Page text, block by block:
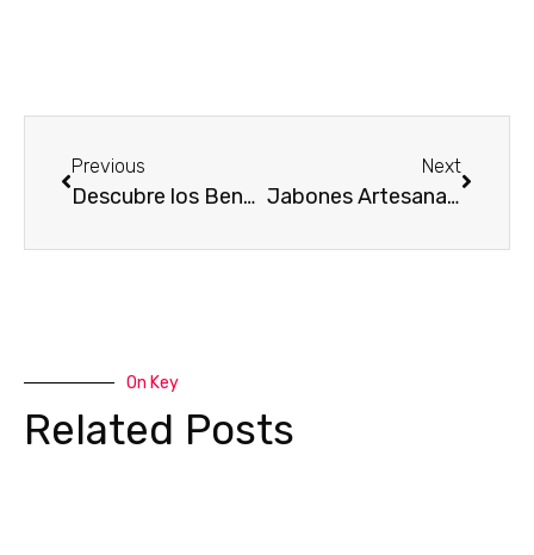
Previous
Descubre los Beneficios de los Jabones Artesanales para la Piel Madrileña
Next
Jabones Artesanales: Un Paseo por la Historia y la Modernidad de Madrid
On Key
Related Posts